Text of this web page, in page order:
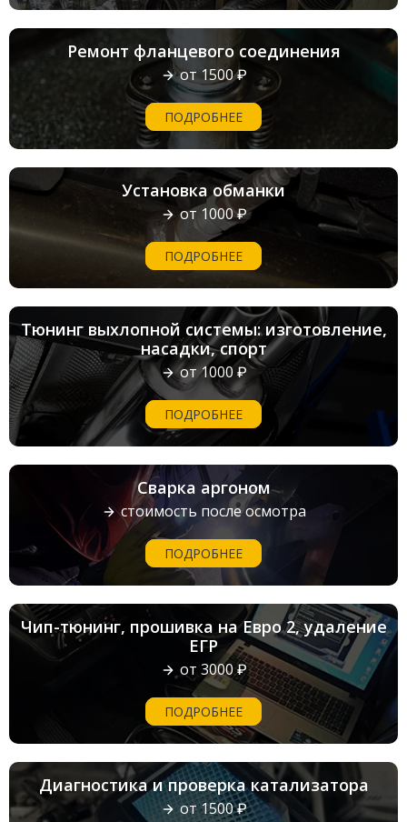
Ремонт фланцевого соединения
от 1500 ₽
ПОДРОБНЕЕ
Установка обманки
от 1000 ₽
ПОДРОБНЕЕ
Тюнинг выхлопной системы: изготовление,
насадки, спорт
от 1000 ₽
ПОДРОБНЕЕ
Сварка аргоном
стоимость после осмотра
ПОДРОБНЕЕ
Чип-тюнинг, прошивка на Евро 2, удаление
ЕГР
от 3000 ₽
ПОДРОБНЕЕ
Диагностика и проверка катализатора
от 1500 ₽